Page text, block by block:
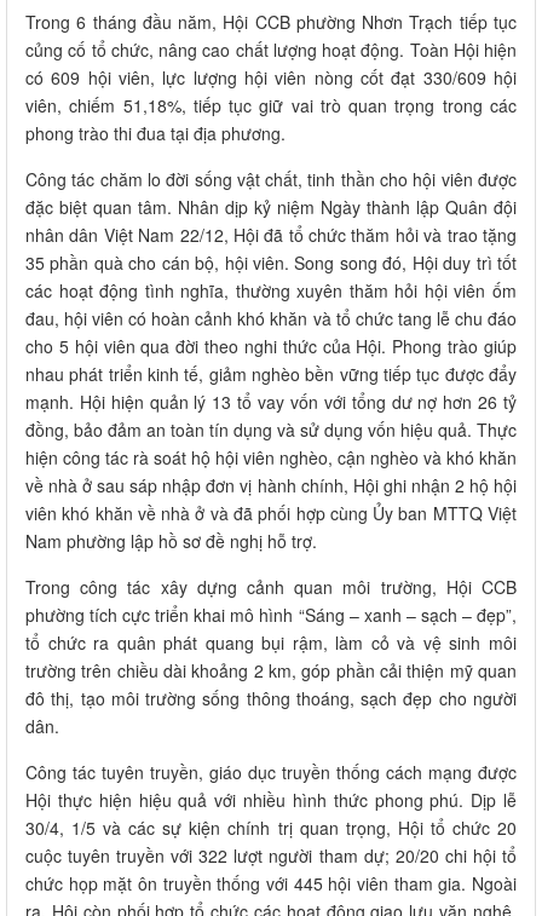
Trong 6 tháng đầu năm, Hội CCB phường Nhơn Trạch tiếp tục
củng cố tổ chức, nâng cao chất lượng hoạt động. Toàn Hội hiện
có 609 hội viên, lực lượng hội viên nòng cốt đạt 330/609 hội
viên, chiếm 51,18%, tiếp tục giữ vai trò quan trọng trong các
phong trào thi đua tại địa phương.
Công tác chăm lo đời sống vật chất, tinh thần cho hội viên được
đặc biệt quan tâm. Nhân dịp kỷ niệm Ngày thành lập Quân đội
nhân dân Việt Nam 22/12, Hội đã tổ chức thăm hỏi và trao tặng
35 phần quà cho cán bộ, hội viên. Song song đó, Hội duy trì tốt
các hoạt động tình nghĩa, thường xuyên thăm hỏi hội viên ốm
đau, hội viên có hoàn cảnh khó khăn và tổ chức tang lễ chu đáo
cho 5 hội viên qua đời theo nghi thức của Hội. Phong trào giúp
nhau phát triển kinh tế, giảm nghèo bền vững tiếp tục được đẩy
mạnh. Hội hiện quản lý 13 tổ vay vốn với tổng dư nợ hơn 26 tỷ
đồng, bảo đảm an toàn tín dụng và sử dụng vốn hiệu quả. Thực
hiện công tác rà soát hộ hội viên nghèo, cận nghèo và khó khăn
về nhà ở sau sáp nhập đơn vị hành chính, Hội ghi nhận 2 hộ hội
viên khó khăn về nhà ở và đã phối hợp cùng Ủy ban MTTQ Việt
Nam phường lập hồ sơ đề nghị hỗ trợ.
Trong công tác xây dựng cảnh quan môi trường, Hội CCB
phường tích cực triển khai mô hình “Sáng – xanh – sạch – đẹp”,
tổ chức ra quân phát quang bụi rậm, làm cỏ và vệ sinh môi
trường trên chiều dài khoảng 2 km, góp phần cải thiện mỹ quan
đô thị, tạo môi trường sống thông thoáng, sạch đẹp cho người
dân.
Công tác tuyên truyền, giáo dục truyền thống cách mạng được
Hội thực hiện hiệu quả với nhiều hình thức phong phú. Dịp lễ
30/4, 1/5 và các sự kiện chính trị quan trọng, Hội tổ chức 20
cuộc tuyên truyền với 322 lượt người tham dự; 20/20 chi hội tổ
chức họp mặt ôn truyền thống với 445 hội viên tham gia. Ngoài
ra, Hội còn phối hợp tổ chức các hoạt động giao lưu văn nghệ,